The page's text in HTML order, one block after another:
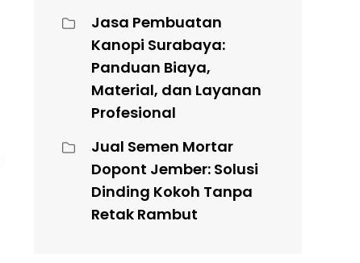
Jasa Pembuatan
Kanopi Surabaya:
Panduan Biaya,
Material, dan Layanan
Profesional
Jual Semen Mortar
Dopont Jember: Solusi
Dinding Kokoh Tanpa
Retak Rambut